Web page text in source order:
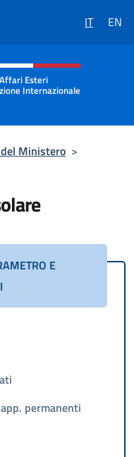
IT EN
e menù
Esteri
Internazionale
Ministero >
E
permanenti